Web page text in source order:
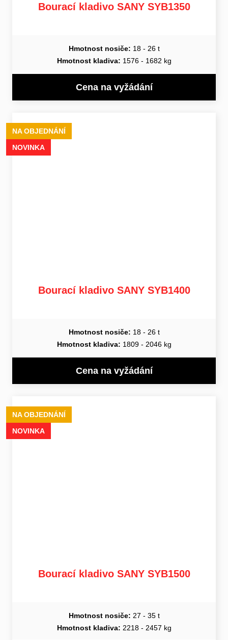
Bourací kladivo SANY SYB1350
Hmotnost nosiče: 18 - 26 t
Hmotnost kladiva: 1576 - 1682 kg
Cena na vyžádání
NA OBJEDNÁNÍ
NOVINKA
Bourací kladivo SANY SYB1400
Hmotnost nosiče: 18 - 26 t
Hmotnost kladiva: 1809 - 2046 kg
Cena na vyžádání
NA OBJEDNÁNÍ
NOVINKA
Bourací kladivo SANY SYB1500
Hmotnost nosiče: 27 - 35 t
Hmotnost kladiva: 2218 - 2457 kg